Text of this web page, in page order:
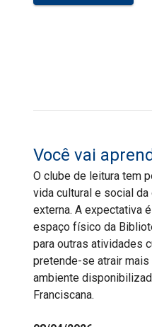
Você vai
O clube de leitura tem
vida cultural e social
externa. A expectativa
espaço físico da
para outras atividades
pretende-se atrair
ambiente
Franciscana.